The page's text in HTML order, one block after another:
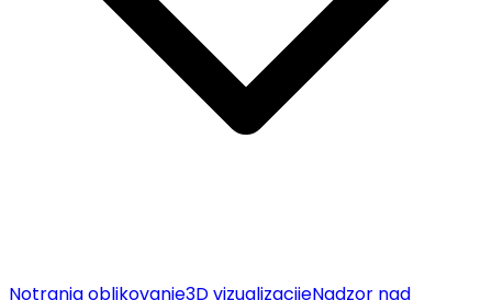
Notranja oblikovanje3D vizualizacijeNadzor nad